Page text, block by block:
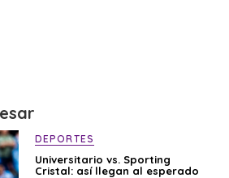
DEPORTES
Universitario vs. Sporting
Cristal: así llegan al esperado